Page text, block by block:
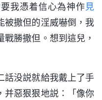
我憑着信心為神作見
被撒但的淫威嚇倒，我
勝撒但。想到這兒，
話没説就給我戴上了手
并惡狠狠地説：「像你